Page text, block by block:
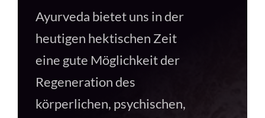
Ayurveda bietet uns in der
heutigen hektischen Zeit
eine gute Möglichkeit der
Regeneration des
körperlichen, psychischen,